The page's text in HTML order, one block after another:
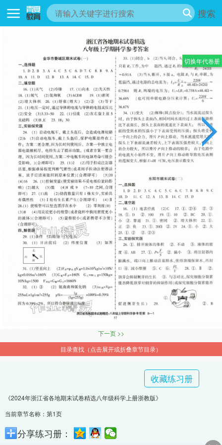
搜索
下一页 >>
目录查找（点击展开或折叠章节目录）
收藏练习册
《2024年浙江省各地期末试卷精选八年级科学上册浙教版》
当前章节名称：第1页
分享练习册：
切换年代卷册